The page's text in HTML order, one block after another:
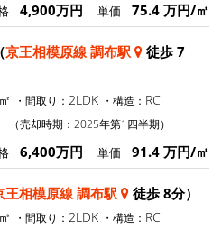
4,900万円 単価 75.4 万円/㎡
（京王相模原線 調布駅
徒歩 7
・間取り： 2LDK ・構造： RC
（売却時期：2025年第1四半期）
6,400万円 単価 91.4 万円/㎡
王相模原線 調布駅 徒歩 8分）
・間取り： 2LDK ・構造： RC